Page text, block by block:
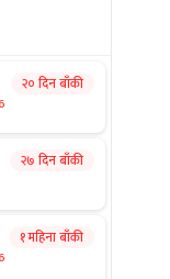
२० दिन बाँकी
२७ दिन बाँकी
१ महिना बाँकी